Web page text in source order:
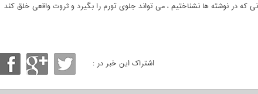
که در نوشته ها نشناختیم ، می تواند جلوی تورم را بگیرد و ثروت واقعی خلق کند
اشتراک این خبر در :